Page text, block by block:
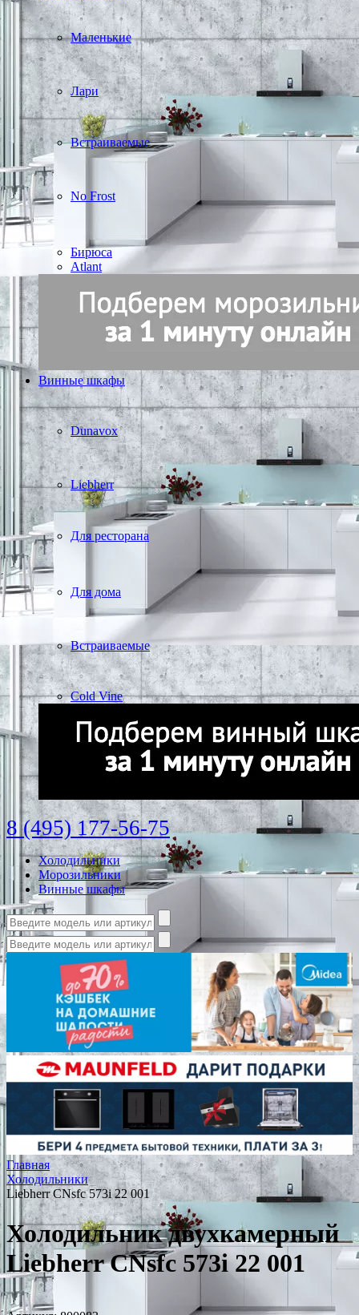
Маленькие
Лари
Встраиваемые
No Frost
Бирюса
Atlant
Винные шкафы
Dunavox
Liebherr
Для ресторана
Для дома
Встраиваемые
Cold Vine
8 (495) 177-56-75
Холодильники
Морозильники
Винные шкафы
Главная
Холодильники
Liebherr CNsfc 573i 22 001
Холодильник двухкамерный
Liebherr CNsfc 573i 22 001